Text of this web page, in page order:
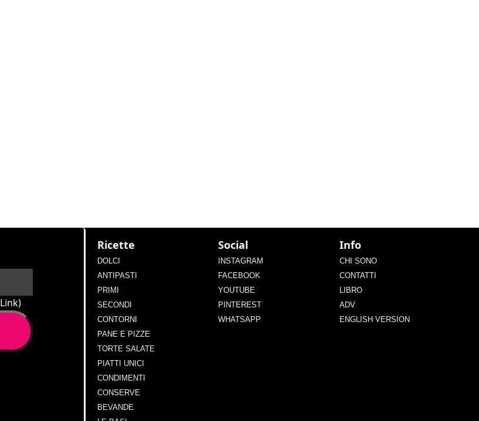
Ricette
DOLCI
ANTIPASTI
PRIMI
SECONDI
CONTORNI
PANE E PIZZE
TORTE SALATE
PIATTI UNICI
CONDIMENTI
CONSERVE
BEVANDE
Social
INSTAGRAM
FACEBOOK
YOUTUBE
PINTEREST
WHATSAPP
Info
CHI SONO
CONTATTI
LIBRO
ADV
ENGLISH VERSION
Link)